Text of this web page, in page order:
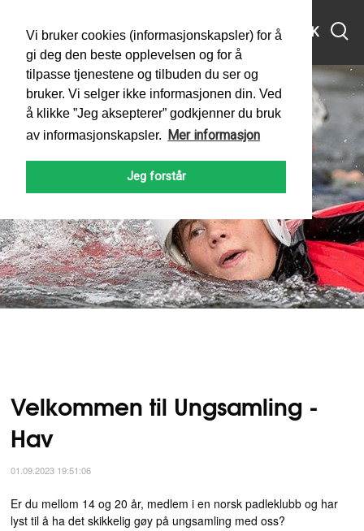
Vi bruker cookies (informasjonskapsler) for å
gi deg den beste opplevelsen og for å
tilpasse tjenestene og tilbuden du ser og
bruker. Vi selger ikke informasjonen din. Ved
å klikke ”Jeg aksepterer” godkjenner du bruk
av informasjonskapsler.
Mer informasjon
Jeg forstår
MENY SØK
Velkommen til Ungsamling -
Hav
01.09.2023 19:51:06
Er du mellom 14 og 20 år, medlem i en norsk padleklubb og har
lyst til å ha det skikkelig gøy på ungsamling med oss?